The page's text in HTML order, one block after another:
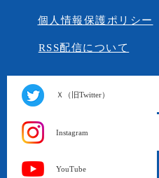
個人情報保護ポリシー
RSS配信について
Ｘ（旧Twitter）
Instagram
YouTube